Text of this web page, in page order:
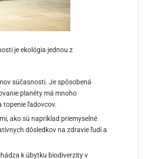
je ekológia jednou z
súčasnosti. Je spôsobená
planéty má mnoho
topenie ľadovcov.
ako sú napríklad priemyselné
dôsledkov na zdravie ľudí a
k úbytku biodiverzity v